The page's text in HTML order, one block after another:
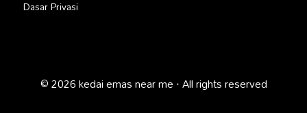
Dasar Privasi
© 2026 kedai emas near me · All rights reserved